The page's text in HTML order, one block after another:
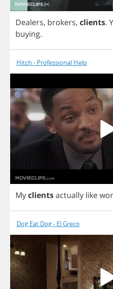
Dealers, brokers, clients.
buying.
Hitch - Professional Help
Myclientsactually like
Dog Eat Dog - El Greco